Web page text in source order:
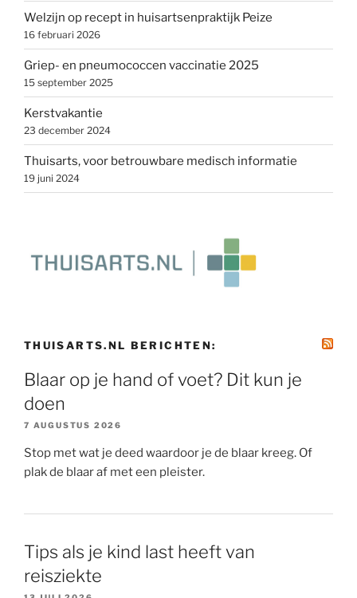
Welzijn op recept in huisartsenpraktijk Peize
16 februari 2026
Griep- en pneumococcen vaccinatie 2025
15 september 2025
Kerstvakantie
23 december 2024
Thuisarts, voor betrouwbare medisch informatie
19 juni 2024
THUISARTS.NL BERICHTEN:
Blaar op je hand of voet? Dit kun je
doen
7 AUGUSTUS 2026
Stop met wat je deed waardoor je de blaar kreeg. Of
plak de blaar af met een pleister.
Tips als je kind last heeft van
reisziekte